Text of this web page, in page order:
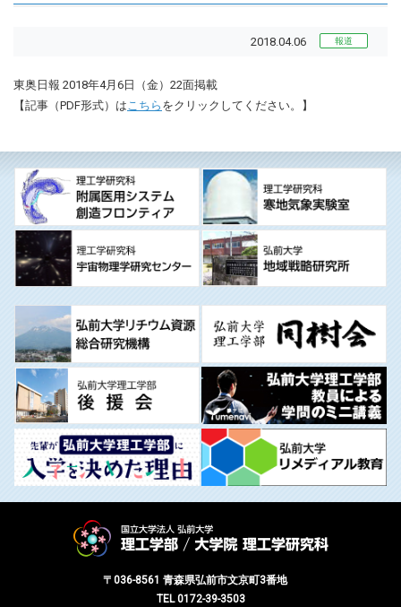
2018.04.06 報道
東奥日報 2018年4月6日（金）22面掲載
【記事（PDF形式）はこちら をクリックしてください。】
〒036-8561 青森県弘前市文京町3番地
TEL 0172-39-3503